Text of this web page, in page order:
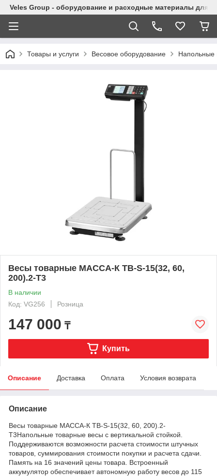
Veles Group - оборудование и расходные материалы для
Товары и услуги Весовое оборудование Напольные
Весы товарные МАССА-К ТВ-S-15(32, 60,
200).2-Т3
В наличии
Код: VG256
Розница
147 000 ₸
Купить
Описание Доставка Оплата Условия возврата
Описание
Весы товарные МАССА-К ТВ-S-15(32, 60, 200).2-
Т3Напольные товарные весы с вертикальной стойкой.
Поддерживаются возможности расчета стоимости штучных
товаров, суммирования стоимости покупки и расчета сдачи.
Память на 16 значений цены товара. Встроенный
аккумулятор обеспечивает автономную работу весов до 115